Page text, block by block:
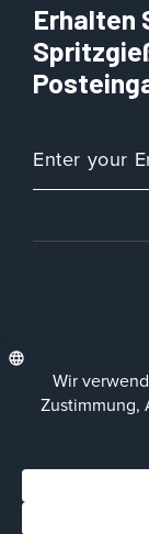
Erhalten